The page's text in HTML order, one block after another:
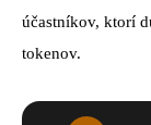
účastníkov, ktorí
tokenov.